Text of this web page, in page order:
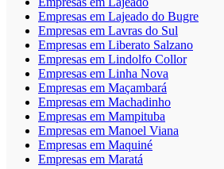
Empresas em Lajeado do Bugre
Empresas em Lavras do Sul
Empresas em Liberato Salzano
Empresas em Lindolfo Collor
Empresas em Linha Nova
Empresas em Maçambará
Empresas em Machadinho
Empresas em Mampituba
Empresas em Manoel Viana
Empresas em Maquiné
Empresas em Maratá